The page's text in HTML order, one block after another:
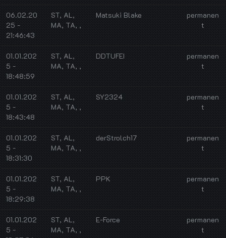
06.02.20
25 -
21:46:43
ST, AL,
MA, TA, ,
Matsuki Blake
permanen
t
01.01.202
5 -
18:48:59
ST, AL,
MA, TA, ,
DDTUFEI
permanen
t
01.01.202
5 -
18:43:48
ST, AL,
MA, TA, ,
SY2324
permanen
t
01.01.202
5 -
18:31:30
ST, AL,
MA, TA, ,
derStrolch17
permanen
t
01.01.202
5 -
18:29:38
ST, AL,
MA, TA, ,
PPK
permanen
t
01.01.202
5 -
ST, AL,
MA, TA, ,
E-Force
permanen
t